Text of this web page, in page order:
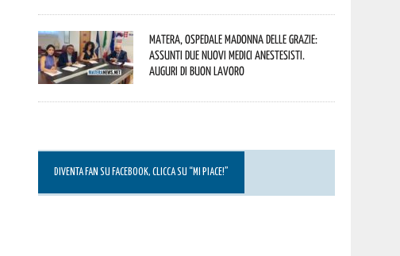
Matera, Ospedale Madonna delle Grazie:
assunti due nuovi medici anestesisti.
Auguri di buon lavoro
DIVENTA FAN SU FACEBOOK, CLICCA SU “MI PIACE!”